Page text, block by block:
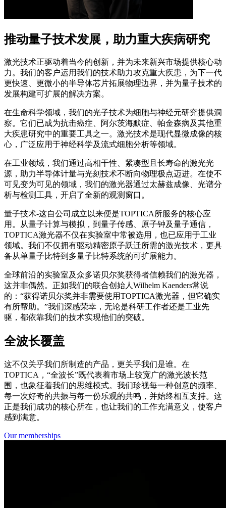
推动量子技术发展，助力重大疾病研究
激光技术正驱动着当今的创新，并为未来新兴市场提供核心动
力。我们的客户运用我们的技术助力攻克重大疾患，为下一代
更快速、更微小的半导体芯片拓展物理边界，并为量子技术的
发展构建可扩展的解决方案。
在生命科学领域，我们的光子技术为细胞与神经元研究提供洞
察。它们已成为抗击癌症、阿尔茨海默症、帕金森病及其他重
大疾患研究中的重要工具之一。激光技术是现代显微成像的核
心，广泛应用于神经科学及流式细胞分析等领域。
在工业领域，我们通过高相干性、紧凑型且长寿命的激光光
源，助力半导体计量与光刻技术不断向物理极点迈进。在使不
可见变为可见的领域，我们的激光器通过太赫兹成像、光谱分
析与检测工具，开启了全新的观测窗口。
量子技术-这自公司成立以来便是TOPTICA所服务的核心应
用。从量子计算与模拟，到量子传感、原子钟及量子通信，
TOPTICA激光器不仅在实验室中常被选用，也已应用于工业
领域。我们不仅拥有驱动精密原子跃迁所需的激光技术，更具
备从单量子比特到多量子比特系统的可扩展能力。
全球前沿的实验室及众多诺贝尔奖获得者信赖我们的激光器，
这并非偶然。正如我们的联合创始人Wilhelm Kaenders常说
的：“获得诺贝尔奖并非需要使用TOPTICA激光器，但它确实
有所帮助。”我们深感荣幸，无论是科研工作者还是工业先
驱，都依靠我们的技术实现他们的突破。
全波长覆盖
这不仅关乎我们所制造的产品，更关乎我们是谁。在
TOPTICA，“全波长”既代表着市场上较宽广的激光波长范
围，也象征着我们的思维模式。我们珍视每一种创意的频率、
每一次好奇的共振与每一份乐观的共鸣，并始终相互支持。这
正是我们成功的核心所在，也让我们的工作充满意义，使客户
感到满意。
Our memberships